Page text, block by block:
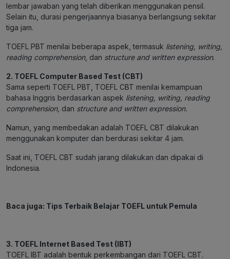
lembar jawaban yang telah diberikan menggunakan pensil.
Selain itu, durasi pengerjaannya biasanya berlangsung sekitar
tiga jam.
TOEFL PBT menilai beberapa aspek, termasuk listening, writing,
reading comprehension, dan structure and written expression.
2. TOEFL Computer Based Test (CBT)
Sama seperti TOEFL PBT, TOEFL CBT menilai kemampuan
bahasa Inggris berdasarkan aspek listening, writing, reading
comprehension, dan structure and written expression.
Namun, yang membedakan adalah TOEFL CBT dilakukan
menggunakan komputer dan berdurasi sekitar 4 jam.
Saat ini, TOEFL CBT sudah jarang dilakukan dan dipakai di
Indonesia.
Baca juga: Tips Terbaik Belajar TOEFL untuk Pemula
3. TOEFL Internet Based Test (IBT)
TOEFL IBT adalah bentuk perkembangan dari TOEFL CBT.